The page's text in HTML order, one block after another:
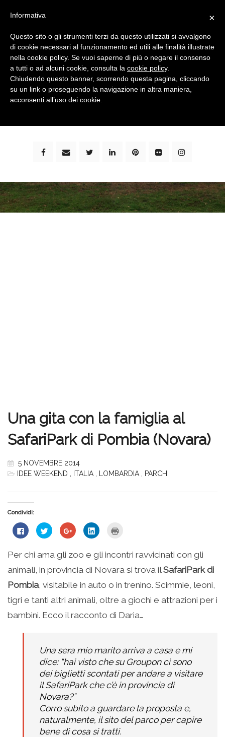
bimbi e viaggi - family travel blog: community #1 in
Una gita con la famiglia al
SafariPark di Pombia (Novara)
5 NOVEMBRE 2014
IDEE WEEKEND
ITALIA LOMBARDIA PARCHI
Condividi:
Fai
clic
su
Facebook
(Si
apre
una
nuova
finestra)
Fai
clic
condividere
su
Twitter
(Si
in
una
nuova
finestra)
Fai
clic
condividere
su
Google+
(Si
in
una
nuova
finestra)
Fai
clic
condividere
su
LinkedIn
(Si
in
una
nuova
finestra)
stampare
(Si
apre
in
nuova
finestra)
Per chi ama gli zoo e gli incontri ravvicinati con gli
animali, in provincia di Novara si trova il SafariPark di
Pombia, visitabile in auto o in trenino. Scimmie, leoni,
tigri e tanti altri animali, oltre a giochi e attrazioni per i
bambini. Ecco il racconto di Daria…
Una sera mio marito arriva a casa e mi
dice: “hai visto che su Groupon ci sono
dei biglietti scontati per andare a visitare
il SafariPark che c’è in provincia di
Novara?”
Corro subito a guardare la proposta e,
naturalmente, il sito del parco per capire
bene di cosa si tratti.
×
Informativa
Questo sito o gli strumenti terzi da questo utilizzati si avvalgono
di cookie necessari al funzionamento ed utili alle finalità illustrate
nella cookie policy. Se vuoi saperne di più o negare il consenso
a tutti o ad alcuni cookie, consulta la cookie policy.
Chiudendo questo banner, scorrendo questa pagina, cliccando
su un link o proseguendo la navigazione in altra maniera,
acconsenti all’uso dei cookie.